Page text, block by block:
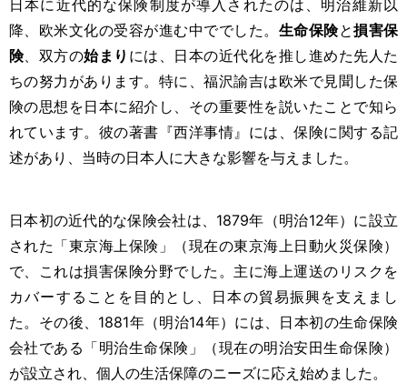
日本に近代的な保険制度が導入されたのは、明治維新以
降、欧米文化の受容が進む中ででした。 生命保険と損害保
険、双方の始まり には、日本の近代化を推し進めた先人た
ちの努力があります。特に、福沢諭吉は欧米で見聞した保
険の思想を日本に紹介し、その重要性を説いたことで知ら
れています。彼の著書『西洋事情』には、保険に関する記
述があり、当時の日本人に大きな影響を与えました。
日本初の近代的な保険会社は、1879年（明治12年）に設立
された「東京海上保険」（現在の東京海上日動火災保険）
で、これは損害保険分野でした。主に海上運送のリスクを
カバーすることを目的とし、日本の貿易振興を支えまし
た。その後、1881年（明治14年）には、日本初の生命保険
会社である「明治生命保険」（現在の明治安田生命保険）
が設立され、個人の生活保障のニーズに応え始めました。